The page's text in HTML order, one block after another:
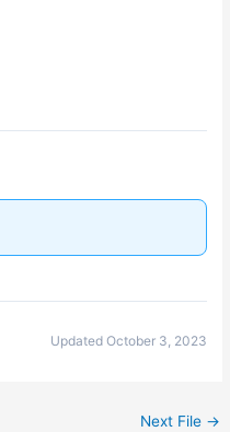
Updated October 3, 2023
Next File →